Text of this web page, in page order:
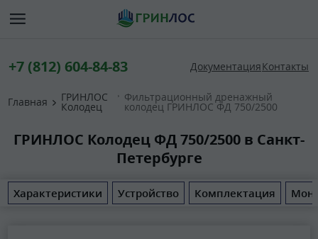
+7 (812) 604-84-83 ДокументацияКонтакты
Главная ГРИНЛОС
Колодец
Фильтрационный дренажный
колодец ГРИНЛОС ФД 750/2500
ГРИНЛОС Колодец ФД 750/2500 в Санкт-
Петербурге
Характеристики Устройство Комплектация